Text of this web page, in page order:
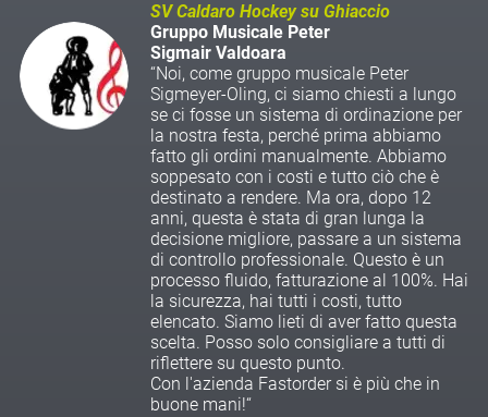
SV Caldaro Hockey su Ghiaccio
Gruppo Musicale Peter
Sigmair Valdoara
“Noi, come gruppo musicale Peter
Sigmeyer-Oling, ci siamo chiesti a lungo
se ci fosse un sistema di ordinazione per
la nostra festa, perché prima abbiamo
fatto gli ordini manualmente. Abbiamo
soppesato con i costi e tutto ciò che è
destinato a rendere. Ma ora, dopo 12
anni, questa è stata di gran lunga la
decisione migliore, passare a un sistema
di controllo professionale. Questo è un
processo fluido, fatturazione al 100%. Hai
la sicurezza, hai tutti i costi, tutto
elencato. Siamo lieti di aver fatto questa
scelta. Posso solo consigliare a tutti di
riflettere su questo punto.
Con l'azienda Fastorder si è più che in
buone mani!“